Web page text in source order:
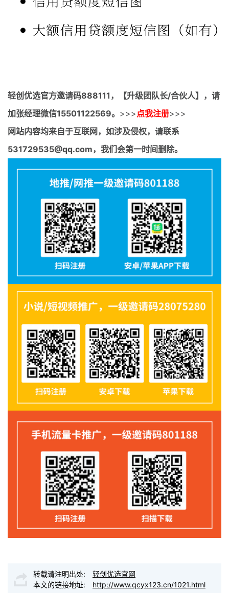
轻创优选官方邀请码888111，【升级团队长/合伙人】，请
加张经理微信15501122569。 >>> 点我注册>>>
网站内容均来自于互联网，如涉及侵权，请联系
531729535@qq.com，我们会第一时间删除。
转载请注明出处:
轻创优选官网
本文的链接地址:
http://www.qcyx123.cn/1021.html